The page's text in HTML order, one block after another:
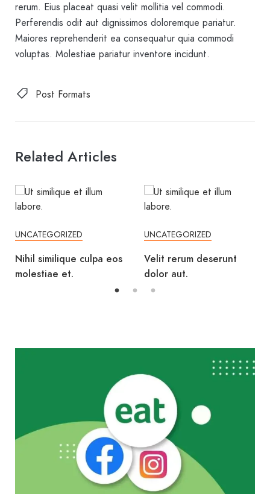
rerum. Eius placeat quasi velit mollitia vel commodi.
Perferendis odit aut dignissimos doloremque pariatur.
Maiores reprehenderit ea consequatur quia commodi
voluptas. Molestiae pariatur inventore incidunt.
Post Formats
Related Articles
similique culpa eos
et.
UNCATEGORIZED
Velit rerum deserunt
dolor aut.